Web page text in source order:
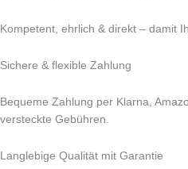
Kompetent, ehrlich & direkt – damit
Sichere & flexible Zahlung
Bequeme Zahlung per Klarna,
versteckte Gebühren.
Langlebige Qualität mit Garantie